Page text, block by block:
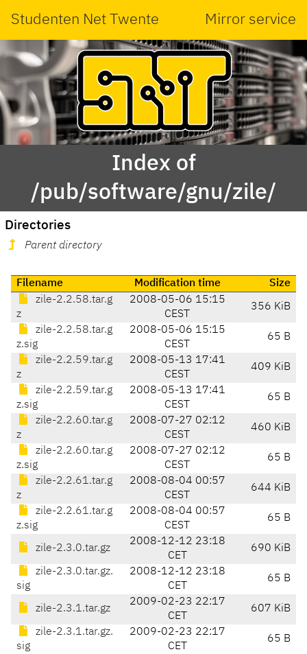
Studenten Net Twente Mirror service
Index of
/pub/software/gnu/zile/
Directories
Parent directory
Filename Modification time
Size
zile-2.2.58.tar.g
z
2008-05-06 15:15
CEST
356 KiB
zile-2.2.58.tar.g
z.sig
2008-05-06 15:15
CEST
65 B
zile-2.2.59.tar.g
z
2008-05-13 17:41
CEST
409 KiB
zile-2.2.59.tar.g
z.sig
2008-05-13 17:41
CEST
65 B
zile-2.2.60.tar.g
z
2008-07-27 02:12
CEST
460 KiB
zile-2.2.60.tar.g
z.sig
2008-07-27 02:12
CEST
65 B
zile-2.2.61.tar.g
z
2008-08-04 00:57
CEST
644 KiB
zile-2.2.61.tar.g
z.sig
2008-08-04 00:57
CEST
65 B
zile-2.3.0.tar.gz
2008-12-12 23:18
CET
690 KiB
zile-2.3.0.tar.gz.
sig
2008-12-12 23:18
CET
65 B
zile-2.3.1.tar.gz
2009-02-23 22:17
CET
607 KiB
zile-2.3.1.tar.gz.
sig
2009-02-23 22:17
CET
65 B